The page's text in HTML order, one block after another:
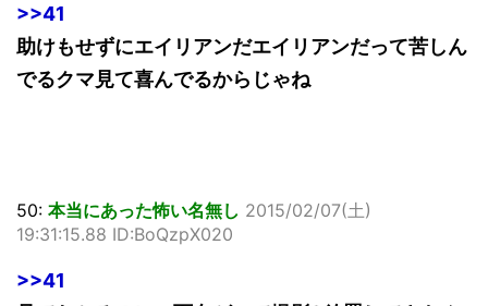
>>41
助けもせずにエイリアンだエイリアンだって苦しん
でるクマ見て喜んでるからじゃね
50: 本当にあった怖い名無し 2015/02/07(土)
19:31:15.88 ID:BoQzpX020
>>41